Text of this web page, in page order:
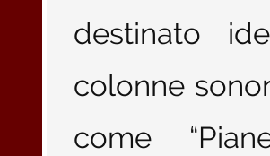
destinato
colonne
come